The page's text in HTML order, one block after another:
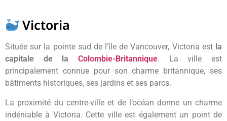
Victoria
Située sur la pointe sud de l’île de Vancouver, Victoria est la
capitale de la Colombie-Britannique. La ville est
principalement connue pour son charme britannique, ses
bâtiments historiques, ses jardins et ses parcs.
La proximité du centre-ville et de l’océan donne un charme
indéniable à Victoria. Cette ville est également un point de